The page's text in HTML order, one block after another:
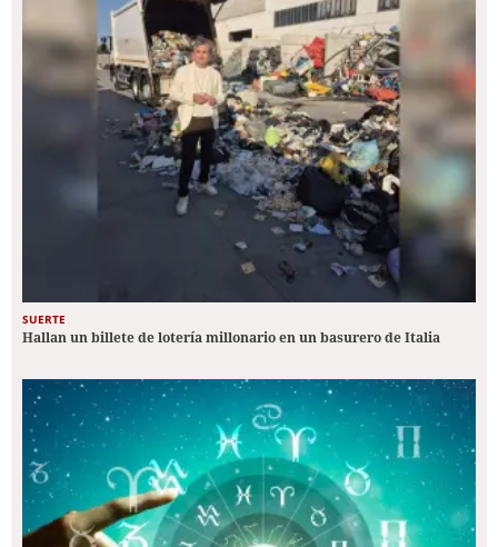
SUERTE
Hallan un billete de lotería millonario en un basurero de Italia